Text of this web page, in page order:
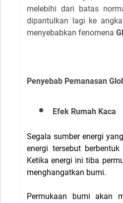
melebihi dari batas
dipantulkan lagi ke
menyebabkan fenomena
Penyebab Pemanasan
Efek Rumah Kaca
Segala sumber energi
energi tersebut
Ketika energi ini tiba
menghangatkan bumi.
Permukaan bumi akan